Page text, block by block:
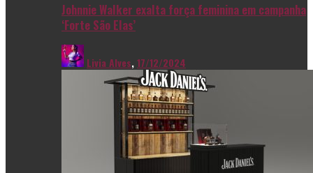
Johnnie Walker exalta força feminina em campanha
‘Forte São Elas’
Livia Alves,17/12/2024